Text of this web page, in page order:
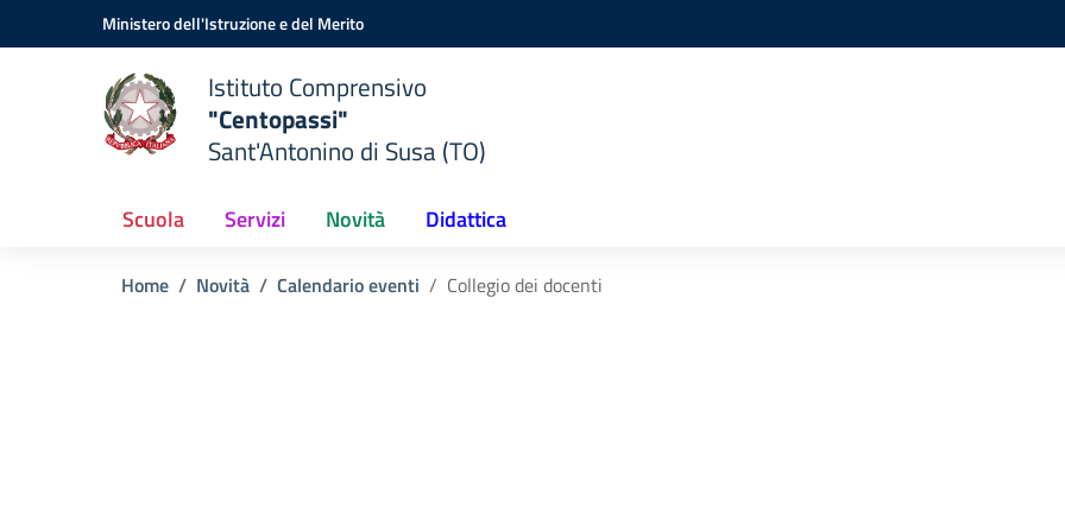
Vai ai contenuti
Vai al menu di navigazioneMinistero dell'Istruzione e del Merito
Istituto Comprensivo
"Centopassi"
Sant'Antonino di Susa (TO)
Scuola Servizi Novità Didattica
Home Novità Calendario eventi Collegio dei docenti